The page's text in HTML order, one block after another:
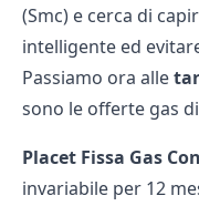
(Smc) e cerca di
intelligente ed
Passiamo ora alle
sono le offerte gas
Placet Fissa Gas
invariabile per 12